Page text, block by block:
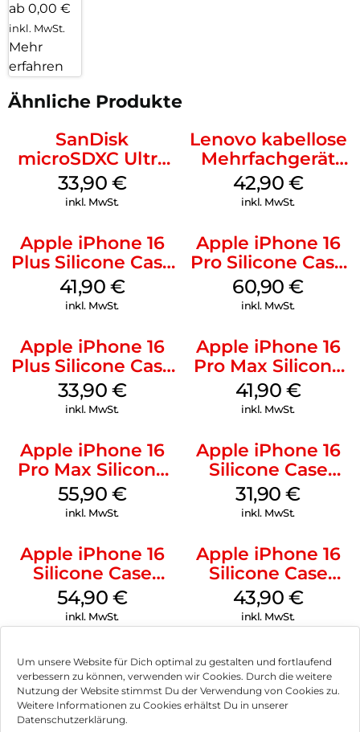
Um unsere Website für Dich optimal zu gestalten und fortlaufend
verbessern zu können, verwenden wir Cookies. Durch die weitere
Nutzung der Website stimmst Du der Verwendung von Cookies zu.
Weitere Informationen zu Cookies erhältst Du in unserer
Datenschutzerklärung.
ab 0,00 €
inkl. MwSt.
Mehr
erfahren
Ähnliche Produkte
SanDisk
microSDXC Ultra
128 GB + Adapter
Mobile
33,90 €
inkl. MwSt.
Lenovo kabellose
Mehrfachgerät
Luna Grey
42,90 €
inkl. MwSt.
Apple iPhone 16
Plus Silicone Case
MagSafe Stone
Gray
41,90 €
inkl. MwSt.
Apple iPhone 16
Pro Silicone Case
MagSafe Stone
Gray
60,90€
inkl. MwSt.
Apple iPhone 16
Plus Silicone Case
MagSafe Lake
Green
33,90 €
inkl. MwSt.
Apple iPhone 16
Pro Max Silicone
Case MagSafe
Ultramarine
41,90 €
inkl. MwSt.
Apple iPhone 16
Pro Max Silicone
Case MagSafe
Stone Gray
55,90 €
inkl. MwSt.
Apple iPhone 16
Silicone Case
MagSafe Fuchsia
31,90€
inkl. MwSt.
Apple iPhone 16
Silicone Case
MagSafe Black
54,90 €
inkl. MwSt.
Apple iPhone 16
Silicone Case
MagSafe Plum
43,90 €
inkl. MwSt.
Impressum